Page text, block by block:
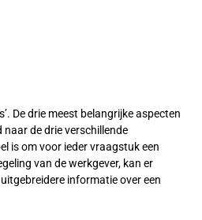
De drie meest belangrijke aspecten
de drie verschillende
is om voor ieder vraagstuk een
van de werkgever, kan er
informatie over een